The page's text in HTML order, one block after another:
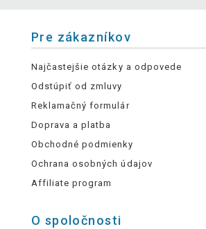
Pre zákazníkov
Najčastejšie otázky a odpovede
Odstúpiť od zmluvy
Reklamačný formulár
Doprava a platba
Obchodné podmienky
Ochrana osobných údajov
Affiliate program
O spoločnosti